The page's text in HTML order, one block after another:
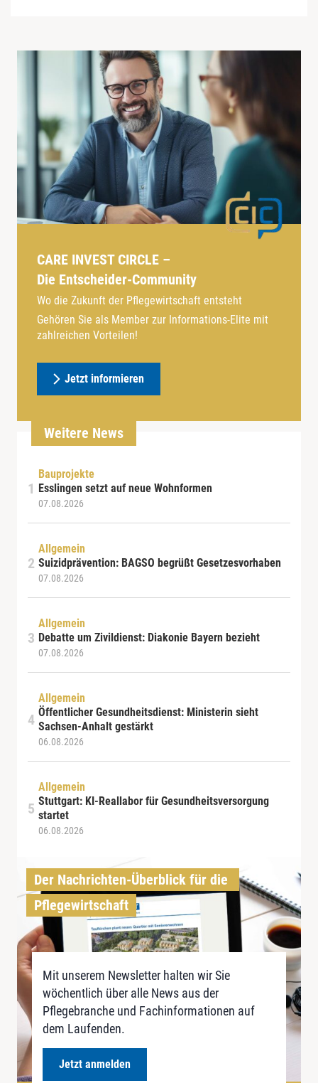
CARE INVEST CIRCLE –
Die Entscheider-Community
Wo die Zukunft der Pflegewirtschaft entsteht
Gehören Sie als Member zur Informations-Elite mit
zahlreichen Vorteilen!
Jetzt informieren
Weitere News
Bauprojekte
Esslingen setzt auf neue Wohnformen
07.08.2026
Allgemein
Suizidprävention: BAGSO begrüßt Gesetzesvorhaben
07.08.2026
Allgemein
Debatte um Zivildienst: Diakonie Bayern bezieht
07.08.2026
Allgemein
Öffentlicher Gesundheitsdienst: Ministerin sieht
Sachsen-Anhalt gestärkt
06.08.2026
Allgemein
Stuttgart: KI-Reallabor für Gesundheitsversorgung
startet
06.08.2026
Der Nachrichten-Überblick für die
Pflegewirtschaft
Mit unserem Newsletter halten wir Sie
wöchentlich über alle News aus der
Pflegebranche und Fachinformationen auf
dem Laufenden.
Jetzt anmelden